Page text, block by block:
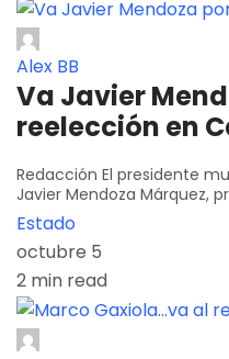
Alex BB
Va Javier
reelección en
Redacción El presidente
Javier Mendoza Márquez,
Estado
octubre 5
2 min read